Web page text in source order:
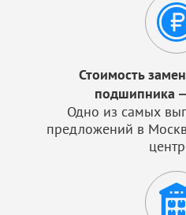
Стоимость
подшипника
Одно из самых
предложений в